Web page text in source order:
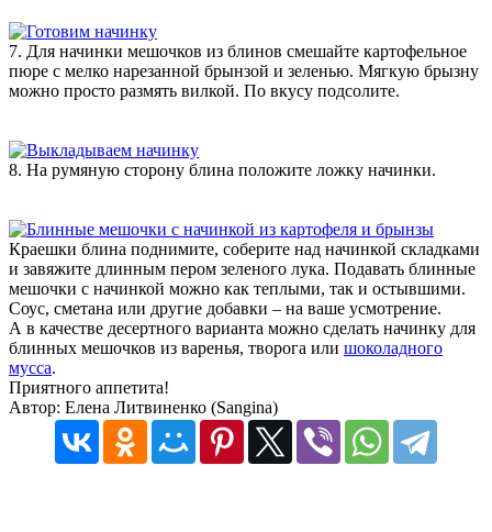
7. Для начинки мешочков из блинов смешайте картофельное
пюре с мелко нарезанной брынзой и зеленью. Мягкую брызну
можно просто размять вилкой. По вкусу подсолите.
8. На румяную сторону блина положите ложку начинки.
Краешки блина поднимите, соберите над начинкой складками
и завяжите длинным пером зеленого лука. Подавать блинные
мешочки с начинкой можно как теплыми, так и остывшими.
Соус, сметана или другие добавки – на ваше усмотрение.
А в качестве десертного варианта можно сделать начинку для
блинных мешочков из варенья, творога или шоколадного
мусса.
Приятного аппетита!
Автор: Елена Литвиненко (Sangina)